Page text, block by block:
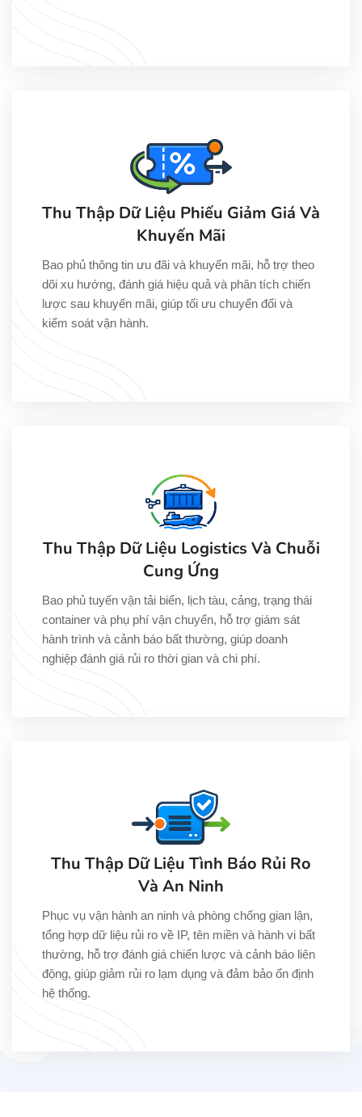
Thu Thập Dữ Liệu Phiếu Giảm Giá Và
Khuyến Mãi
Bao phủ thông tin ưu đãi và khuyến mãi, hỗ trợ theo
dõi xu hướng, đánh giá hiệu quả và phân tích chiến
lược sau khuyến mãi, giúp tối ưu chuyển đổi và
kiểm soát vận hành.
Thu Thập Dữ Liệu Logistics Và Chuỗi
Cung Ứng
Bao phủ tuyến vận tải biển, lịch tàu, cảng, trạng thái
container và phụ phí vận chuyển, hỗ trợ giám sát
hành trình và cảnh báo bất thường, giúp doanh
nghiệp đánh giá rủi ro thời gian và chi phí.
Thu Thập Dữ Liệu Tình Báo Rủi Ro
Và An Ninh
Phục vụ vận hành an ninh và phòng chống gian lận,
tổng hợp dữ liệu rủi ro về IP, tên miền và hành vi bất
thường, hỗ trợ đánh giá chiến lược và cảnh báo liên
động, giúp giảm rủi ro lạm dụng và đảm bảo ổn định
hệ thống.